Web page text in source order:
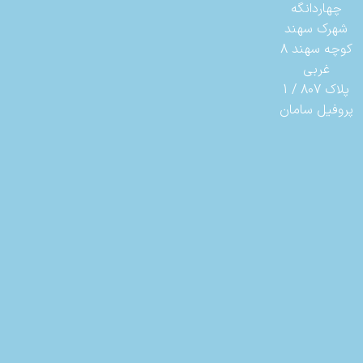
چهاردانگه
شهرک سهند
کوچه سهند 8
غربی
پلاک 807 / 1
پروفیل سامان